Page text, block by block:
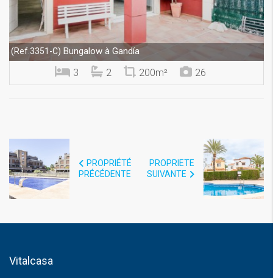
(Ref.3351-C) Bungalow à Gandía
3 2 200m² 26
PROPRIÉTÉ
PRÉCÉDENTE
PROPRIETE
SUIVANTE
Vitalcasa